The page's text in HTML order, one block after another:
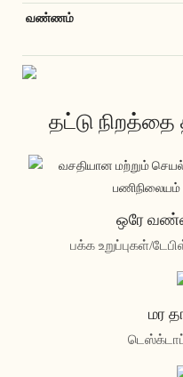
வண்ணம்
தட்டு
ஒரே
பக்க உறுப்புகள்/
மர